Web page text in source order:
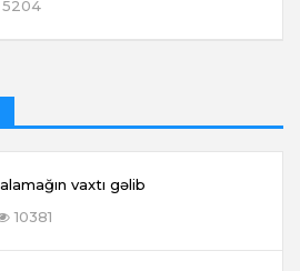
5204
vaxtı gəlib
10381